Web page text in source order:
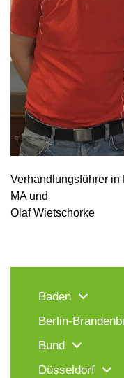
Verhandlungsführer in
MA und
Olaf Wietschorke
Baden
Berlin-
Bund
Düsseldorf